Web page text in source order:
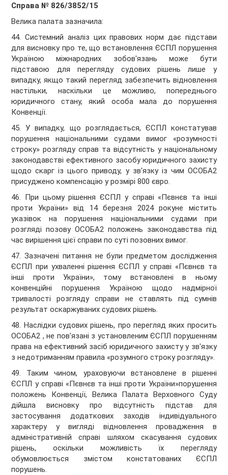
Справа № 826/3852/15
Велика палата зазначила:
44. Системний аналіз цих правових норм дає підстави
для висновку про те, що встановлення ЄСПЛ порушення
Україною міжнародних зобов'язань може бути
підставою для перегляду судових рішень лише у
випадку, якщо такий перегляд забезпечить відновлення
настільки, наскільки це можливо, попереднього
юридичного стану, який особа мала до порушення
Конвенції.
45. У випадку, що розглядається, ЄСПЛ констатував
порушення національними судами вимог «розумності
строку» розгляду справ та відсутність у національному
законодавстві ефективного засобу юридичного захисту
щодо скарг із цього приводу, у зв'язку із чим ОСОБА2
присуджено компенсацію у розмірі 800 євро.
46. При цьому рішення ЄСПЛ у справі «Пєвнєв та інші
проти України» від 14 березня 2024 рокуне містить
указівок на порушення національними судами при
розгляді позову ОСОБА2 положень законодавства під
час вирішення цієї справи по суті позовних вимог.
47. Зазначені питання не були предметом дослідження
ЄСПЛ при ухваленні рішення ЄСПЛ у справі «Пєвнєв та
інші проти України», тому встановлені в ньому
конвенційні порушення Україною щодо надмірної
тривалості розгляду справи не ставлять під сумнів
результат оскаржуваних судових рішень.
48. Наслідки судових рішень, про перегляд яких просить
ОСОБА2 , не пов'язані з установленим ЄСПЛ порушенням
права на ефективний засіб юридичного захисту у зв'язку
з недотриманням правила «розумного строку розгляду».
49. Таким чином, ураховуючи встановлене в рішенні
ЄСПЛ у справі «Пєвнєв та інші проти України»порушення
положень Конвенції, Велика Палата Верховного Суду
дійшла висновку про відсутність підстав для
застосування додаткових заходів індивідуального
характеру у вигляді відновлення провадження в
адміністративній справі шляхом скасування судових
рішень, оскільки можливість їх перегляду
обумовлюється змістом констатованих ЄСПЛ
порушень.